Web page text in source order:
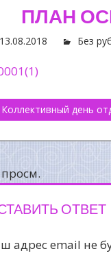
ПЛАН
13.08.2018 Без
Коллективный день
ОТВЕТ
адрес email не